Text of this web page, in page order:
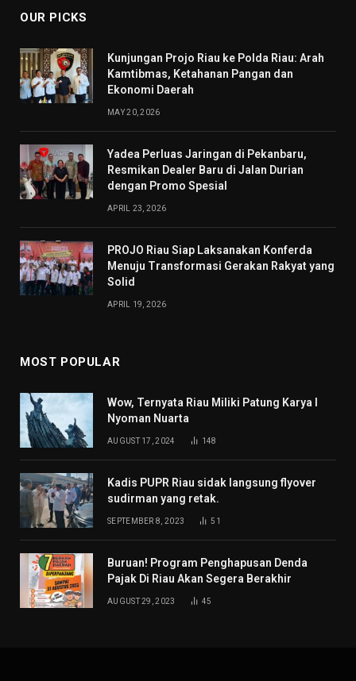
OUR PICKS
Kunjungan Projo Riau ke Polda Riau: Arah
Kamtibmas, Ketahanan Pangan dan
Ekonomi Daerah
MAY 20, 2026
Yadea Perluas Jaringan di Pekanbaru,
Resmikan Dealer Baru di Jalan Durian
dengan Promo Spesial
APRIL 23, 2026
PROJO Riau Siap Laksanakan Konferda
Menuju Transformasi Gerakan Rakyat yang
Solid
APRIL 19, 2026
MOST POPULAR
Wow, Ternyata Riau Miliki Patung Karya I
Nyoman Nuarta
AUGUST 17, 2024 148
Kadis PUPR Riau sidak langsung flyover
sudirman yang retak.
SEPTEMBER 8, 2023 51
Buruan! Program Penghapusan Denda
Pajak Di Riau Akan Segera Berakhir
AUGUST 29, 2023 45